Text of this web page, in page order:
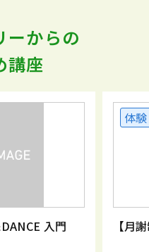
ーからの
講座
入門
体験
【月